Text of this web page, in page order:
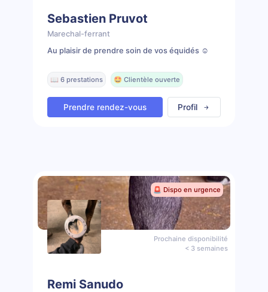
Sebastien Pruvot
Marechal-ferrant
Au plaisir de prendre soin de vos équidés ☺️
📖 6 prestations 🤩 Clientèle ouverte
Prendre rendez-vous Profil
🚨 Dispo en urgence
Prochaine disponibilité
< 3 semaines
Remi Sanudo